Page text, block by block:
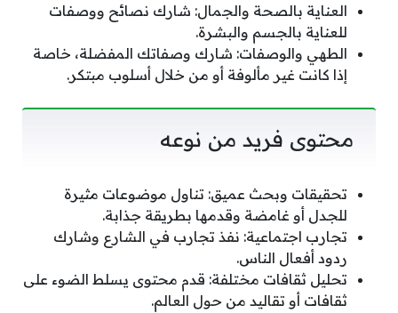
العناية بالصحة والجمال: شارك نصائح ووصفات
للعناية بالجسم والبشرة.
الطهي والوصفات: شارك وصفاتك المفضلة، خاصة
إذا كانت غير مألوفة أو من خلال أسلوب مبتكر.
محتوى فريد من نوعه
تحقيقات وبحث عميق: تناول موضوعات مثيرة
للجدل أو غامضة وقدمها بطريقة جذابة.
تجارب اجتماعية: نفذ تجارب في الشارع وشارك
ردود أفعال الناس.
تحليل ثقافات مختلفة: قدم محتوى يسلط الضوء على
ثقافات أو تقاليد من حول العالم.